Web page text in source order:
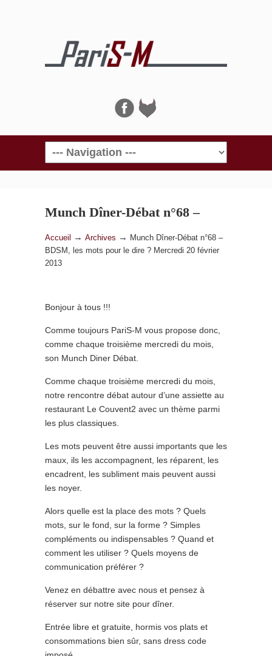
Navigation
Munch Dîner-Débat n°68 –
BDSM, les mots pour le dire ?
Mercredi 20 février 2013
Accueil → Archives →
Munch Dîner-Débat n°68 –
BDSM, les mots pour le dire ? Mercredi 20 février
2013
Bonjour à tous !!!
Comme toujours PariS-M vous propose donc,
comme chaque troisième mercredi du mois,
son Munch Diner Débat.
Comme chaque troisième mercredi du mois,
notre rencontre débat autour d’une assiette au
restaurant Le Couvent2 avec un thème parmi
les plus classiques.
Les mots peuvent être aussi importants que les
maux, ils les accompagnent, les réparent, les
encadrent, les subliment mais peuvent aussi
les noyer.
Alors quelle est la place des mots ? Quels
mots, sur le fond, sur la forme ? Simples
compléments ou indispensables ? Quand et
comment les utiliser ? Quels moyens de
communication préférer ?
Venez en débattre avec nous et pensez à
réserver sur notre site pour dîner.
Entrée libre et gratuite, hormis vos plats et
consommations bien sûr, sans dress code